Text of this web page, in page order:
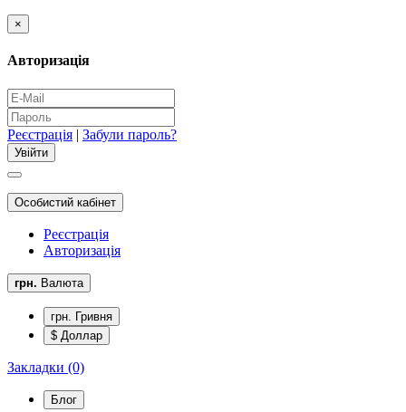
×
Авторизація
Реєстрація | Забули пароль?
Особистий кабінет
Реєстрація
Авторизація
грн. Валюта
грн. Гривня
$ Доллар
Закладки (0)
Блог